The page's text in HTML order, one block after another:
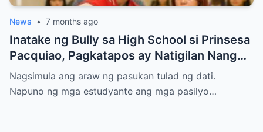
News • 7 months ago
Inatake ng Bully sa High School si Prinsesa
Pacquiao, Pagkatapos ay Natigilan Nang
Malaman Niya Kung Sino ang Ama Nito.
Nagsimula ang araw ng pasukan tulad ng dati.
Napuno ng mga estudyante ang mga pasilyo…